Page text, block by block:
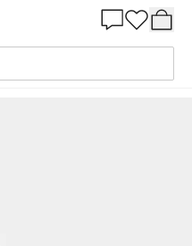
Bestil efter NCS 0540-Y60R